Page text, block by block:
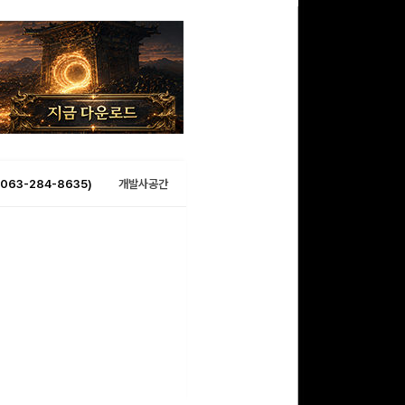
(063-284-8635) 개발사공간